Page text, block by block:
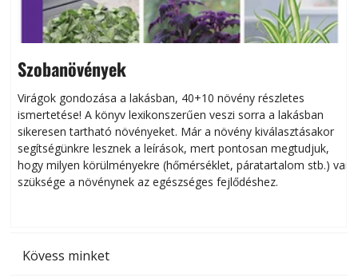
Szobanövények
Virágok gondozása a lakásban, 40+10 növény részletes
ismertetése! A könyv lexikonszerűen veszi sorra a lakásban
sikeresen tart­ha­tó növényeket. Már a növény kiválasztásakor
segítségünkre lesznek a leírások, mert pontosan megtudjuk,
hogy milyen körülményekre (hőmérséklet, páratartalom stb.) van
szüksége a növénynek az egészséges fejlődéshez.
Kövess minket